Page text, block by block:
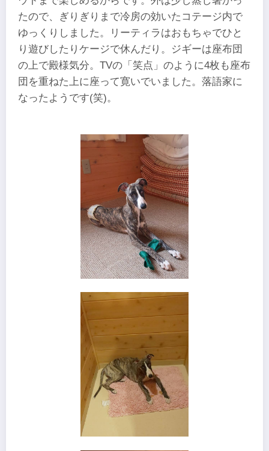
たので、ぎりぎりまで冷房の効いたコテージ内で
ゆっくりしました。リーティラはおもちゃでひと
り遊びしたりケージで休んだり。ジギーは座布団
の上で殿様気分。TVの「笑点」のように4枚も座布
団を重ねた上に座って寛いでいました。落語家に
なったようです(笑)。